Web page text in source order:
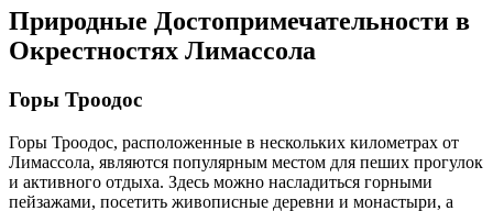
Природные Достопримечательности в
Окрестностях Лимассола
Горы Троодос
Горы Троодос, расположенные в нескольких километрах от
Лимассола, являются популярным местом для пеших прогулок
и активного отдыха. Здесь можно насладиться горными
пейзажами, посетить живописные деревни и монастыри, а